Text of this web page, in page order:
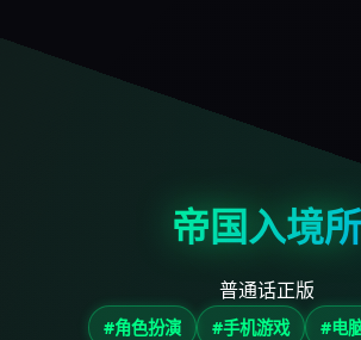
帝国入境所
普通话正版
#角色扮演 #手机游戏 #电